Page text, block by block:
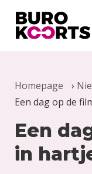
Terug naar home
Homepage ›
Een dag op de
Een
in